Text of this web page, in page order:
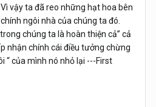
vậy ta đã reo những hạt hoa bên
ngôi nhà của chúng ta đó.
chúng ta là hoàn thiện cả” cả
nhận chính cái điều tưởng chừng
“ của mình nó nhỏ lại ---First